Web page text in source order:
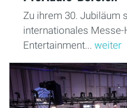
Zu ihrem 30. Jubiläum
internationales Messe-
Entertainment... weiter